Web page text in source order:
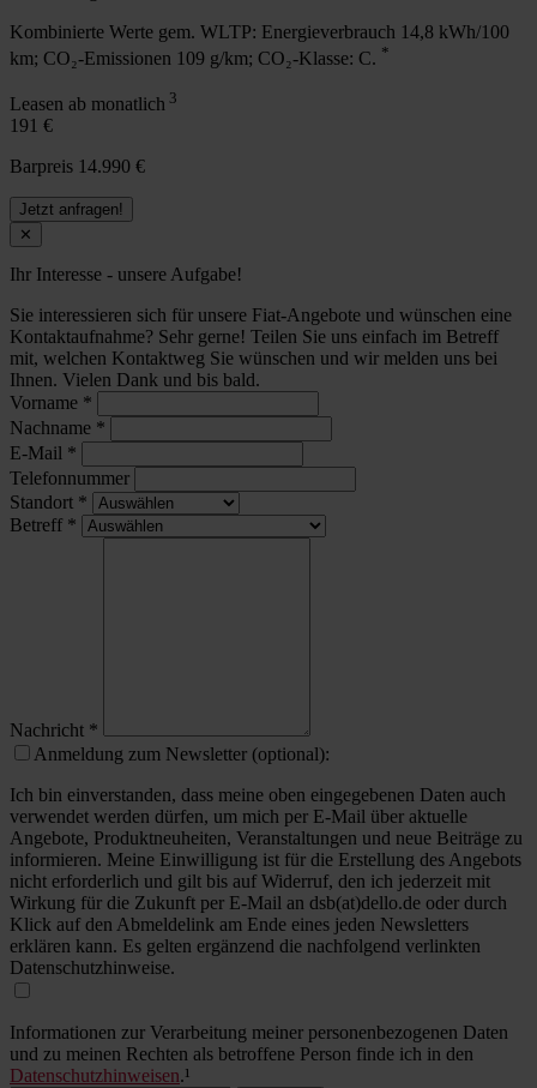
Kombinierte Werte gem. WLTP: Energieverbrauch 14,8 kWh/100
km; CO₂-Emissionen 109 g/km; CO₂-Klasse: C. *
Leasen ab monatlich 3
191 €
Barpreis 14.990 €
Jetzt anfragen!
✕
Ihr Interesse - unsere Aufgabe!
Sie interessieren sich für unsere Fiat-Angebote und wünschen eine
Kontaktaufnahme? Sehr gerne! Teilen Sie uns einfach im Betreff
mit, welchen Kontaktweg Sie wünschen und wir melden uns bei
Ihnen. Vielen Dank und bis bald.
Vorname *
Nachname *
E-Mail *
Telefonnummer
Standort *
Betreff *
Nachricht *
Anmeldung zum Newsletter (optional):
Ich bin einverstanden, dass meine oben eingegebenen Daten auch
verwendet werden dürfen, um mich per E-Mail über aktuelle
Angebote, Produktneuheiten, Veranstaltungen und neue Beiträge zu
informieren. Meine Einwilligung ist für die Erstellung des Angebots
nicht erforderlich und gilt bis auf Widerruf, den ich jederzeit mit
Wirkung für die Zukunft per E-Mail an dsb(at)dello.de oder durch
Klick auf den Abmeldelink am Ende eines jeden Newsletters
erklären kann. Es gelten ergänzend die nachfolgend verlinkten
Datenschutzhinweise.
Informationen zur Verarbeitung meiner personenbezogenen Daten
und zu meinen Rechten als betroffene Person finde ich in den
Datenschutzhinweisen.¹